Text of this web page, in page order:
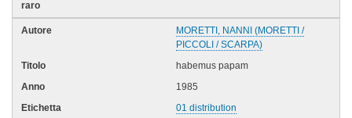
MORETTI, NANNI (MORETTI /
PICCOLI / SCARPA)
habemus papam
1985
01 distribution